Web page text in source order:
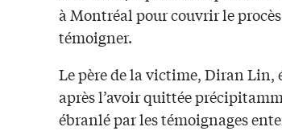
à Montréal pour couvrir le
témoigner.
Le père de la victime, Diran Lin,
après l’avoir quittée
ébranlé par les témoignages